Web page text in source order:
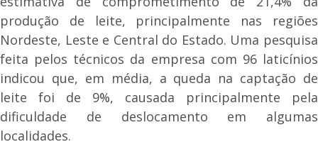
produção de leite, principalmente nas regiões
Nordeste, Leste e Central do Estado. Uma pesquisa
feita pelos técnicos da empresa com 96 laticínios
indicou que, em média, a queda na captação de
leite foi de 9%, causada principalmente pela
dificuldade de deslocamento em algumas
localidades.